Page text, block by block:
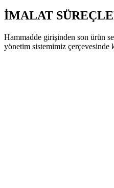
İMALAT
Hammadde girişinden son ürün
yönetim sistemimiz çerçevesinde